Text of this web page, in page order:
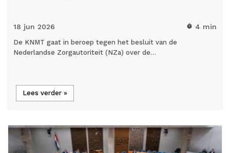
18 jun 2026 timer 4 min
De KNMT gaat in beroep tegen het besluit van de
Nederlandse Zorgautoriteit (NZa) over de…
Lees verder »